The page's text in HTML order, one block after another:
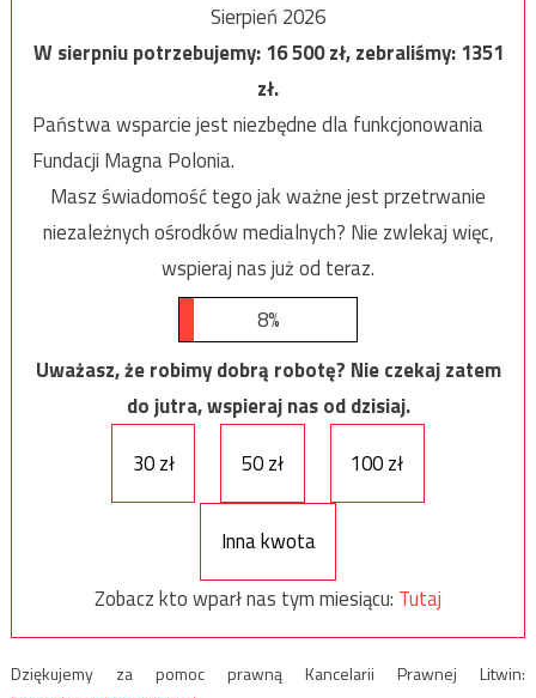
Sierpień 2026
W sierpniu potrzebujemy:16 500zł, zebraliśmy:1351
zł.
Państwa wsparcie jest niezbędne dla funkcjonowania
Fundacji Magna Polonia.
Masz świadomość tego jak ważne jest przetrwanie
niezależnych ośrodków medialnych? Nie zwlekaj więc,
wspieraj nas już od teraz.
8%
Uważasz, że robimy dobrą robotę? Nie czekaj zatem
do jutra, wspieraj nas od dzisiaj.
30 zł
50 zł 100 zł
Inna kwota
Zobacz kto wparł nas tym miesiącu: Tutaj
Dziękujemy za pomoc prawną Kancelarii Prawnej Litwin: